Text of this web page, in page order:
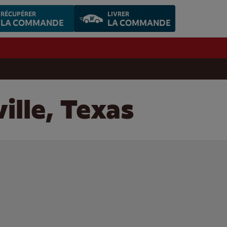
RÉCUPÉRER
LA COMMANDE
LIVRER
LA COMMANDE
Texas